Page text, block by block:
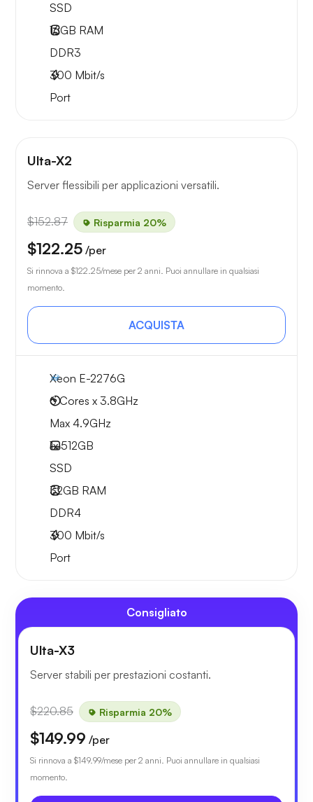
SSD
16GB RAM
DDR3
300 Mbit/s
Port
Ulta-X2
Server flessibili per applicazioni versatili.
$152.87 Risparmia 20%
$122.25 /per
Si rinnova a $122.25/mese per 2 anni. Puoi annullare in qualsiasi
momento.
ACQUISTA
Xeon E-2276G
6 Cores x 3.8GHz
Max 4.9GHz
1x512GB
SSD
32GB RAM
DDR4
300 Mbit/s
Port
Consigliato
Ulta-X3
Server stabili per prestazioni costanti.
$220.85 Risparmia 20%
$149.99 /per
Si rinnova a $149.99/mese per 2 anni. Puoi annullare in qualsiasi
momento.